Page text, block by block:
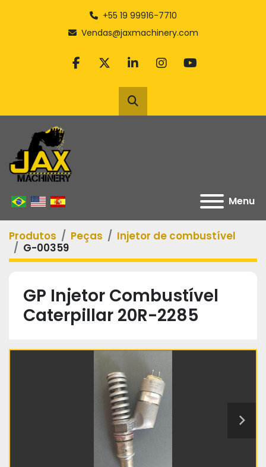
+55 19 99916-7710
Vendas@jaxmachinery.com
facebook
twitterlinkedininstagram
youtube
Pesquisar
Menu
Produtos Peças
Injetor de combustível
G-00359
GP Injetor Combustível
Caterpillar 20R-2285